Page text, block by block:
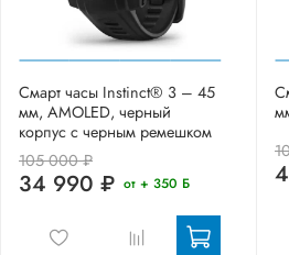
Смарт часы Instinct® 3 – 45
мм, AMOLED, черный
корпус с черным ремешком
105 000 ₽
34 990 ₽ от + 350 Б